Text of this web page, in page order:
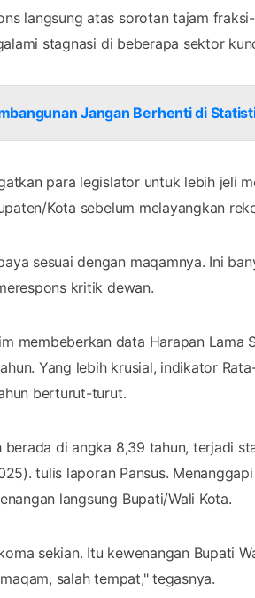
langsung atas sorotan tajam
stagnasi di beberapa sektor
Jangan Berhenti di
para legislator untuk lebih jeli
Kota sebelum melayangkan
sesuai dengan maqamnya. Ini
kritik dewan.
membeberkan data Harapan
Yang lebih krusial, indikator
berturut-turut.
di angka 8,39 tahun, terjadi
tulis laporan Pansus.
langsung Bupati/Wali Kota.
sekian. Itu kewenangan Bupati
salah tempat," tegasnya.